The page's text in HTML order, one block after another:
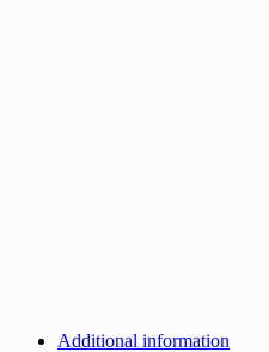
Additional information